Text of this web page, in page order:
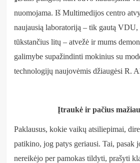
nuomojama. Iš Multimedijos centro
naujausią laboratoriją – tik gautą VDU,
tūkstančius litų – atvežė ir mums
galimybe supažindinti mokinius su
technologijų naujovėmis džiaugėsi R.
Įtraukė ir pačius
Paklausus, kokie vaikų atsiliepimai,
patikino, jog patys geriausi. Tai, pasak
nereikėjo per pamokas tildyti, prašyti